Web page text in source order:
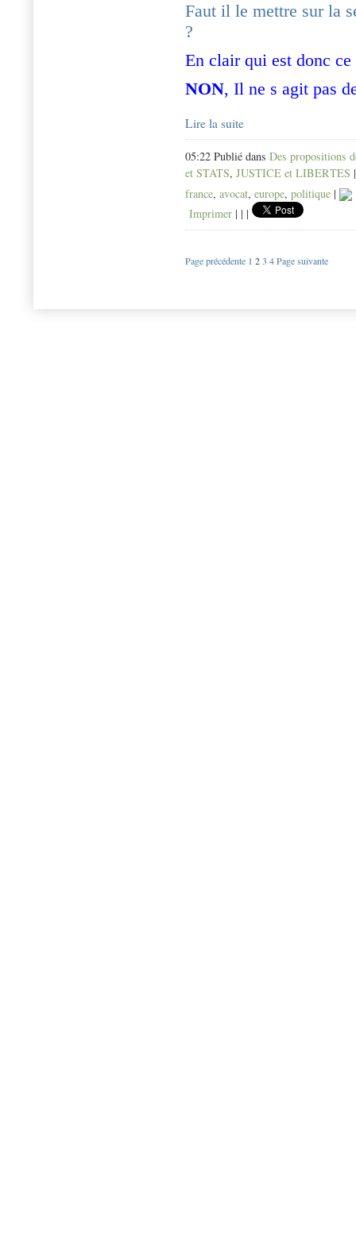
Faut il le mettre sur la
?
En clair qui est donc
NON, Il ne s agit pas
Lire la suite
05:22 Publié dans Des propositions
et STATS, JUSTICE et LIBERTES
france, avocat, europe, politique |
Imprimer | | |
Page précédente 1 23 4Page suivante